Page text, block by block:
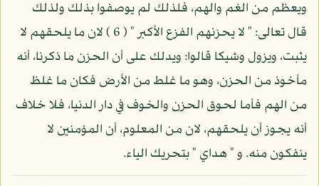
ويعظم من الغم والهم، فلذلك لم يوصفوا بذلك ولذلك
قال تعالى: " لا يحزنهم الفزع الأكبر " ( 6 ) لان ما يلحقهم لا
يثبت، ويزول وشيكا قالوا: ويدلك على أن الحزن ما ذكرنا، أنه
مأخوذ من الحزن، وهو ما غلط من الأرض فكان ما غلظ
من الهم فأما لحوق الحزن والخوف في دار الدنيا، فلا خلاف
أنه يجوز أن يلحقهم، لان من المعلوم، أن المؤمنين لا
ينفكون منه. و " هداي " بتحريك الياء.